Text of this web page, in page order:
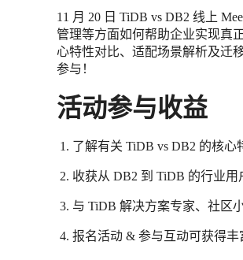
11 月 20 日 TiDB vs DB2 线上
管理等方面如何帮助企业实现真
心特性对比、适配场景解析及迁
参与！
活动参与收益
了解有关 TiDB vs DB2 的核
收获从 DB2 到 TiDB 的行业
与 TiDB 解决方案专家、社区
报名活动 & 参与互动可获得